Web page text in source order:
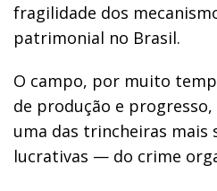
fragilidade dos
patrimonial no Brasil.
O campo, por muito
de produção e
uma das trincheiras mais
lucrativas — do crime